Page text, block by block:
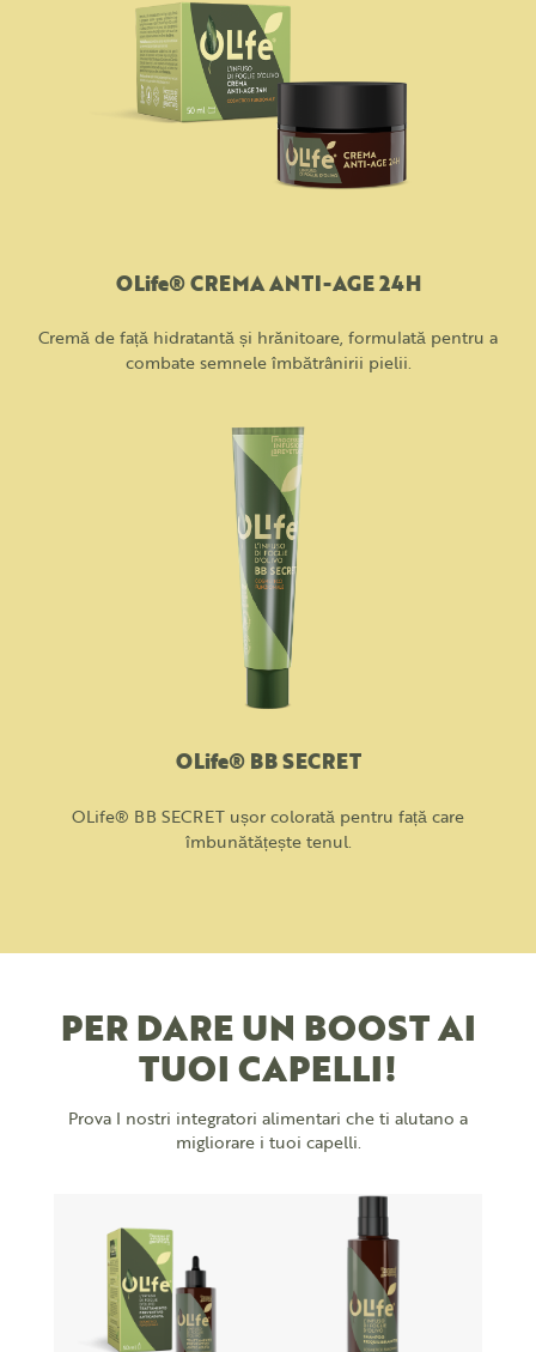
OLife® CREMA ANTI-AGE 24H
Cremă de față hidratantă și hrănitoare, formulată pentru a
combate semnele îmbătrânirii pielii.
OLife® BB SECRET
OLife® BB SECRET ușor colorată pentru față care
îmbunătățește tenul.
PER DARE UN BOOST AI
TUOI CAPELLI!
Prova I nostri integratori alimentari che ti alutano a
migliorare i tuoi capelli.